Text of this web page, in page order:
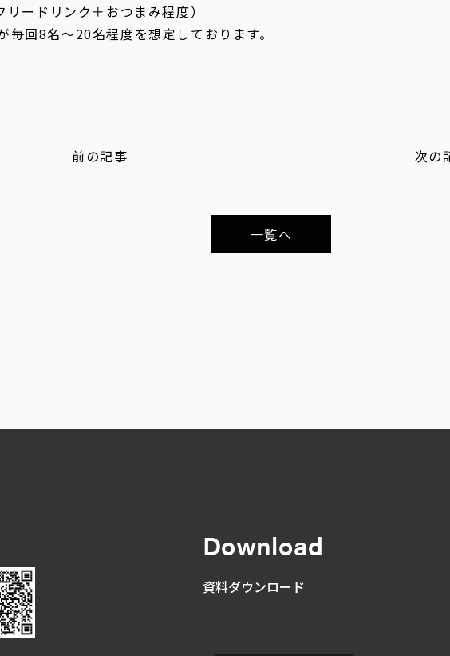
ードリンク＋おつまみ程度）
毎回8名〜20名程度を想定しております。
前の記事 次の
一覧へ
Download
資料ダウンロード